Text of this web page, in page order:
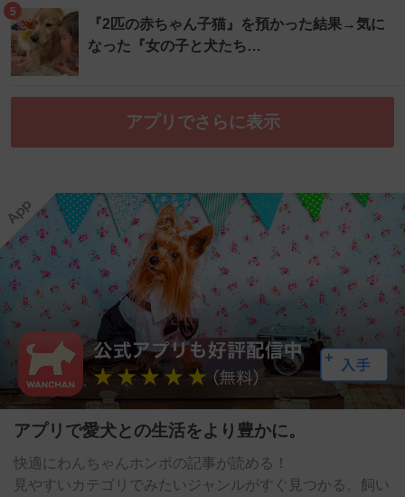
5
『2匹の赤ちゃん子猫』を預かった結果→気に
なった『女の子と犬たち…
アプリでさらに表示
アプリで愛犬との生活をより豊かに。
快適にわんちゃんホンポの記事が読める！
見やすいカテゴリでみたいジャンルがすぐ見つかる。飼い